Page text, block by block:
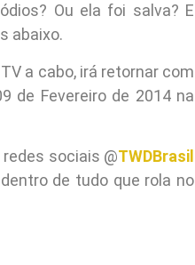
Ou ela foi salva? E
abaixo.
a cabo, irá retornar com
de Fevereiro de 2014 na
sociais @TWDBrasil
de tudo que rola no